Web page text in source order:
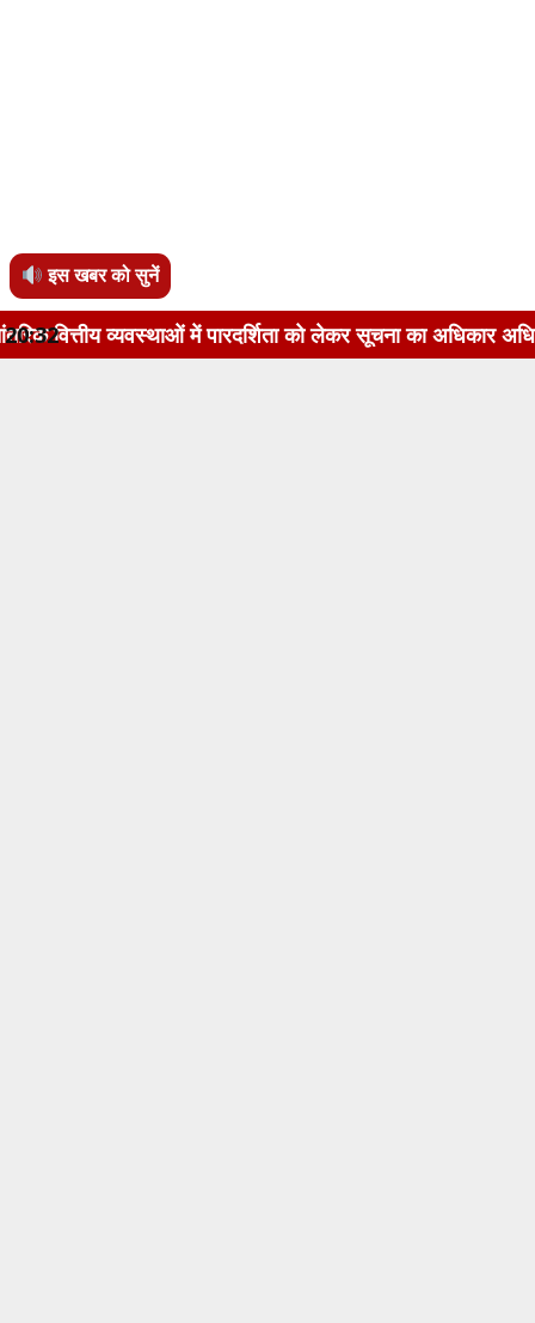
इस खबर को सुनें
व्यवस्थाओं में पारदर्शिता को लेकर सूचना का अधिकार अधिनियम,
20:32